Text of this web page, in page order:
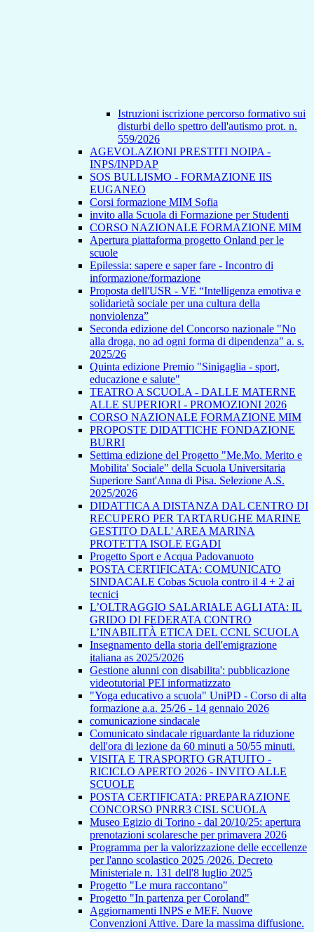
Istruzioni iscrizione percorso formativo sui
disturbi dello spettro dell'autismo prot. n.
559/2026
AGEVOLAZIONI PRESTITI NOIPA -
INPS/INPDAP
SOS BULLISMO - FORMAZIONE IIS
EUGANEO
Corsi formazione MIM Sofia
invito alla Scuola di Formazione per Studenti
CORSO NAZIONALE FORMAZIONE MIM
Apertura piattaforma progetto Onland per le
scuole
Epilessia: sapere e saper fare - Incontro di
informazione/formazione
Proposta dell'USR - VE “Intelligenza emotiva e
solidarietà sociale per una cultura della
nonviolenza”
Seconda edizione del Concorso nazionale "No
alla droga, no ad ogni forma di dipendenza" a. s.
2025/26
Quinta edizione Premio "Sinigaglia - sport,
educazione e salute"
TEATRO A SCUOLA - DALLE MATERNE
ALLE SUPERIORI - PROMOZIONI 2026
CORSO NAZIONALE FORMAZIONE MIM
PROPOSTE DIDATTICHE FONDAZIONE
BURRI
Settima edizione del Progetto "Me.Mo. Merito e
Mobilita' Sociale" della Scuola Universitaria
Superiore Sant'Anna di Pisa. Selezione A.S.
2025/2026
DIDATTICA A DISTANZA DAL CENTRO DI
RECUPERO PER TARTARUGHE MARINE
GESTITO DALL' AREA MARINA
PROTETTA ISOLE EGADI
Progetto Sport e Acqua Padovanuoto
POSTA CERTIFICATA: COMUNICATO
SINDACALE Cobas Scuola contro il 4 + 2 ai
tecnici
L’OLTRAGGIO SALARIALE AGLI ATA: IL
GRIDO DI FEDERATA CONTRO
L’INABILITÀ ETICA DEL CCNL SCUOLA
Insegnamento della storia dell'emigrazione
italiana as 2025/2026
Gestione alunni con disabilita': pubblicazione
videotutorial PEI informatizzato
"Yoga educativo a scuola" UniPD - Corso di alta
formazione a.a. 25/26 - 14 gennaio 2026
comunicazione sindacale
Comunicato sindacale riguardante la riduzione
dell'ora di lezione da 60 minuti a 50/55 minuti.
VISITA E TRASPORTO GRATUITO -
RICICLO APERTO 2026 - INVITO ALLE
SCUOLE
POSTA CERTIFICATA: PREPARAZIONE
CONCORSO PNRR3 CISL SCUOLA
Museo Egizio di Torino - dal 20/10/25: apertura
prenotazioni scolaresche per primavera 2026
Programma per la valorizzazione delle eccellenze
per l'anno scolastico 2025 /2026. Decreto
Ministeriale n. 131 dell'8 luglio 2025
Progetto "Le mura raccontano"
Progetto "In partenza per Coroland"
Aggiornamenti INPS e MEF. Nuove
Convenzioni Attive. Dare la massima diffusione.